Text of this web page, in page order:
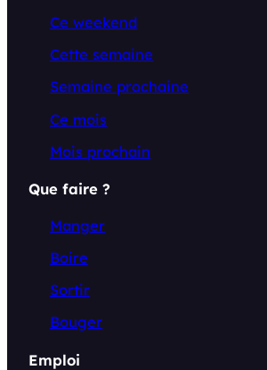
Ce weekend
Cette semaine
Semaine prochaine
Ce mois
Mois prochain
Que faire ?
Manger
Boire
Sortir
Bouger
Emploi